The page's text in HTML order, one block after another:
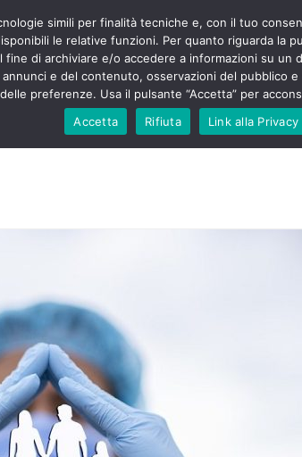
sono
senza
aggressioni
“tagli e
proclamato lo
Up contro
POLITICA STUDENTI SALUTE
simili per finalità tecniche e, con il tuo
le relative funzioni. Per quanto riguarda la
fine di archiviare e/o accedere a informazioni su
e del contenuto, osservazioni del
preferenze. Usa il pulsante “Accetta” per
Accetta
Rifiuta Link alla